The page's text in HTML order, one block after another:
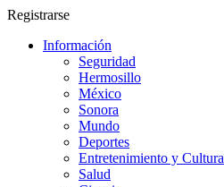
Registrarse
Información
Seguridad
Hermosillo
México
Sonora
Mundo
Deportes
Entretenimiento y Cultura
Salud